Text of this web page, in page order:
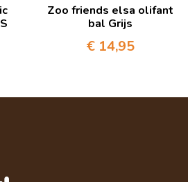
Zoo friends elsa olifant
bal Grijs
€ 14,95